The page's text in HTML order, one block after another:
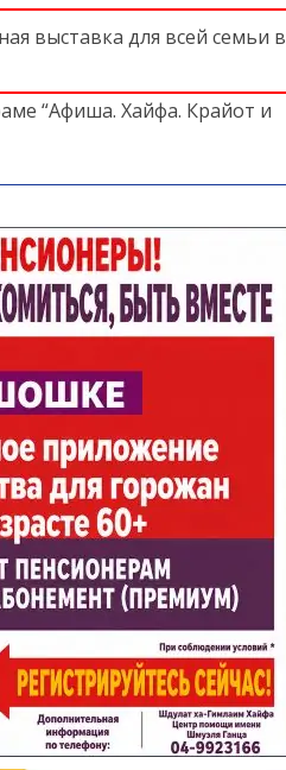
выставка для всей семьи в
“Афиша. Хайфа. Крайот и